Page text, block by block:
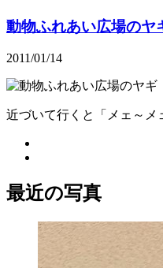
動物ふれあい広場のヤ
2011/01/14
近づいて行くと「メェ～メ
最近の写真